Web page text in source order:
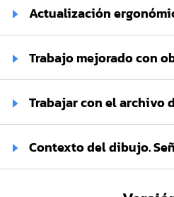
Actualización
Trabajo mejorado con
Trabajar con el archivo
Contexto del dibujo.